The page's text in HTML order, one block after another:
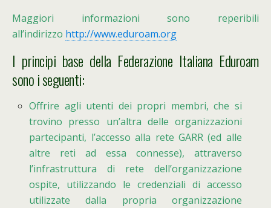
Maggiori informazioni sono reperibili
all’indirizzo http://www.eduroam.org
I principi base della Federazione Italiana Eduroam
sono i seguenti:
Offrire agli utenti dei propri membri, che si
trovino presso un’altra delle organizzazioni
partecipanti, l’accesso alla rete GARR (ed alle
altre reti ad essa connesse), attraverso
l’infrastruttura di rete dell’organizzazione
ospite, utilizzando le credenziali di accesso
utilizzate dalla propria organizzazione